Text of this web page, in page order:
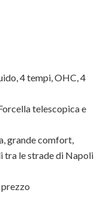
4 tempi, OHC, 4
telescopica e
grande comfort,
tra le strade di Napoli
prezzo